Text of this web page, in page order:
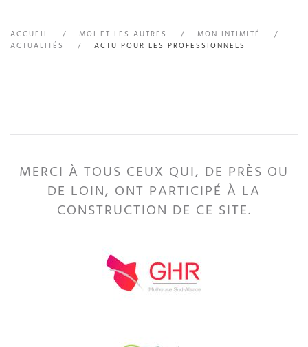
ACCUEIL MOI ET LES AUTRES
MON INTIMITÉ
ACTUALITÉS
ACTU POUR LES PROFESSIONNELS
MERCI À TOUS CEUX QUI, DE PRÈS OU
DE LOIN, ONT PARTICIPÉ À LA
CONSTRUCTION DE CE SITE.